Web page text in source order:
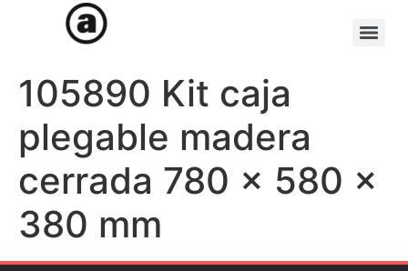
105890 Kit caja
plegable madera
cerrada 780 x 580 x
380 mm